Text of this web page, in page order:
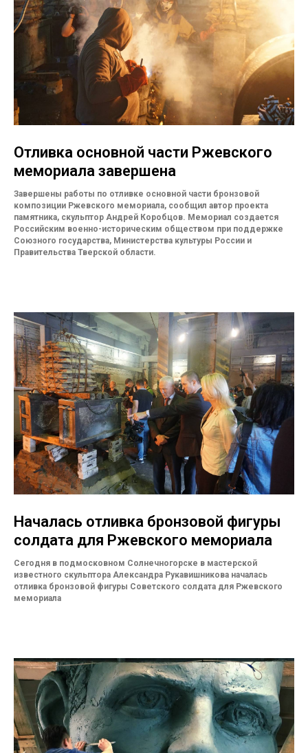
Отливка основной части Ржевского
мемориала завершена
Завершены работы по отливке основной части бронзовой
композиции Ржевского мемориала, сообщил автор проекта
памятника, скульптор Андрей Коробцов. Мемориал создается
Российским военно-историческим обществом при поддержке
Союзного государства, Министерства культуры России и
Правительства Тверской области.
Началась отливка бронзовой фигуры
солдата для Ржевского мемориала
Сегодня в подмосковном Солнечногорске в мастерской
известного скульптора Александра Рукавишникова началась
отливка бронзовой фигуры Советского солдата для Ржевского
мемориала